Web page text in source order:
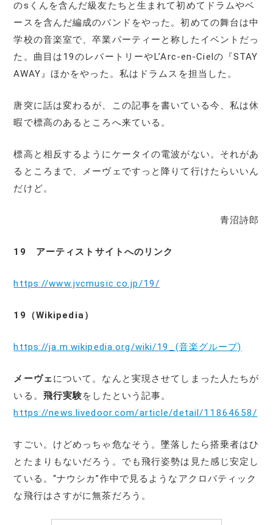
のsくんを含んだ級友たちと生まれて初めてドラムやベ
ースを含んだ編成のバンドをやった。初めての舞台は中
学校の音楽室で、卒業パーティーと称したイベントだっ
た。曲目は19のレパートリーやL’Arc-en-Cielの『STAY
AWAY』ほかをやった。私はドラムスを担当した。
唐突に話は変わるが、この記事を書いている今、私は休
暇で標高のあるところへ来ている。
標高と相反するようにケータイの電波がない。それがあ
るところまで、メーヴェですっと降りて行けたらいいん
だけど。
青沼詩郎
19 アーティストサイトへのリンク
https://www.jvcmusic.co.jp/19/
19（Wikipedia）
https://ja.m.wikipedia.org/wiki/19_(音楽グループ)
メーヴェについて。なんと実現させてしまった人たちが
いる。 飛行実験をしたという記事。
https://news.livedoor.com/article/detail/11864658/
すごい。けどめっちゃ危なそう。墜落したら搭乗者はひ
とたまりもないだろう。でも飛行姿勢は見た感じ安定し
ている。“ナウシカ”作中で見るようなアクロバティック
な飛行はさすがに無茶だろう。